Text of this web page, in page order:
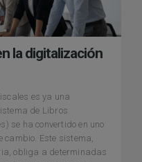
la digitalización
es ya una
de Libros
se ha convertido en uno
cambio. Este sistema,
obliga a determinadas